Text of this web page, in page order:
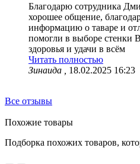
Благодарю сотрудника
хорошее общение,
информацию о таваре и
помогли в выборе стенки
здоровья и удачи в всём
Читать полностью
Зинаида ,
18.02.2025 16:23
Все отзывы
Похожие товары
Подборка похожих товаров,